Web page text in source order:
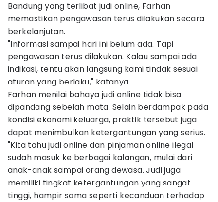
Bandung yang terlibat judi online, Farhan
memastikan pengawasan terus dilakukan secara
berkelanjutan.
"Informasi sampai hari ini belum ada. Tapi
pengawasan terus dilakukan. Kalau sampai ada
indikasi, tentu akan langsung kami tindak sesuai
aturan yang berlaku," katanya.
Farhan menilai bahaya judi online tidak bisa
dipandang sebelah mata. Selain berdampak pada
kondisi ekonomi keluarga, praktik tersebut juga
dapat menimbulkan ketergantungan yang serius.
"Kita tahu judi online dan pinjaman online ilegal
sudah masuk ke berbagai kalangan, mulai dari
anak-anak sampai orang dewasa. Judi juga
memiliki tingkat ketergantungan yang sangat
tinggi, hampir sama seperti kecanduan terhadap